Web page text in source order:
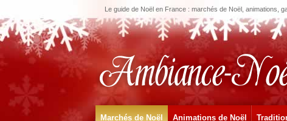
Le guide de Noël en France : marchés de Noël, animations,
Marchés de Noël Animations de Noël